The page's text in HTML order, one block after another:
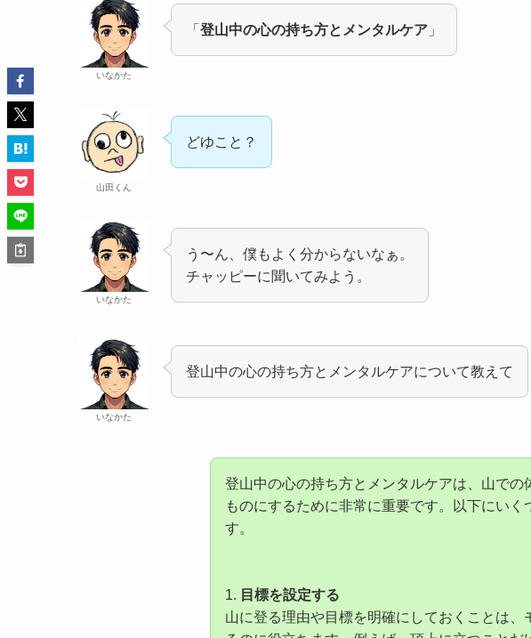
いなかた
「 登山中の心の持ち方とメンタルケア 」
山田くん
どゆこと？
いなかた
う〜ん、僕もよく分からないなぁ。
チャッピーに聞いてみよう。
いなかた
登山中の心の持ち方とメンタルケアについて教えて
登山中の心の持ち方とメンタルケアは、山での
ものにするために非常に重要です。以下にいく
す。
1. 目標を設定する
山に登る理由や目標を明確にしておくことは、